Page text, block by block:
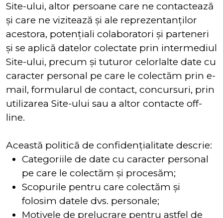
Site-ului, altor persoane care ne contactează
și care ne vizitează și ale reprezentanților
acestora, potențiali colaboratori și parteneri
și se aplică datelor colectate prin intermediul
Site-ului, precum și tuturor celorlalte date cu
caracter personal pe care le colectăm prin e-
mail, formularul de contact, concursuri, prin
utilizarea Site-ului sau a altor contacte off-
line.
Această politică de confidențialitate descrie:
Categoriile de date cu caracter personal
pe care le colectăm și procesăm;
Scopurile pentru care colectăm și
folosim datele dvs. personale;
Motivele de prelucrare pentru astfel de